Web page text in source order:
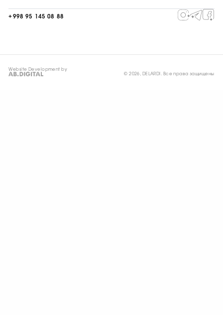
+998 95 145 08 88
Website Development by
© 2026, DELARDI. Все права защищены